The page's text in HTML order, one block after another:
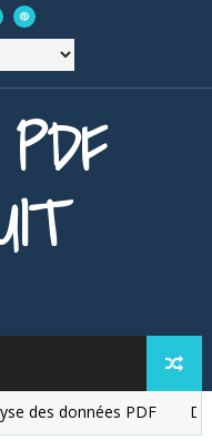
des données PDF